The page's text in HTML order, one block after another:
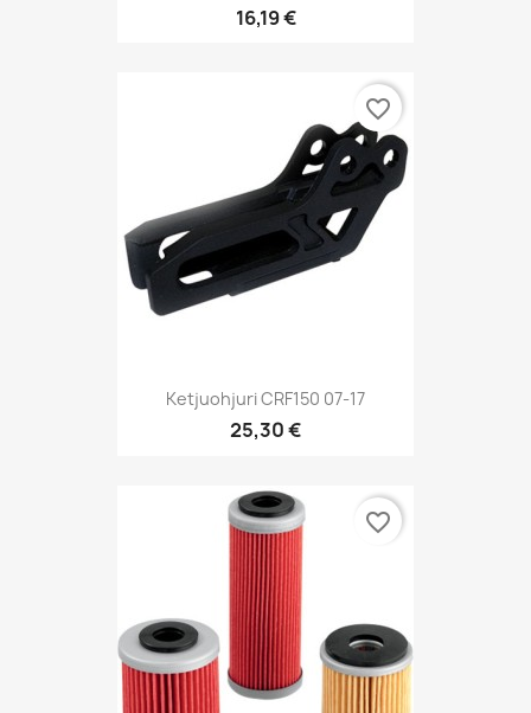
16,19 €
Ketjuohjuri CRF150 07-17
25,30 €
favorite_border
favorite_border